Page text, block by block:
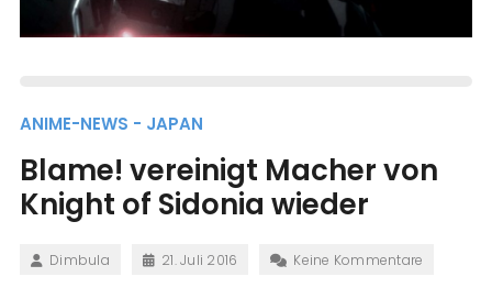
ANIME-NEWS - JAPAN
Blame! vereinigt Macher von
Knight of Sidonia wieder
Dimbula 21. Juli 2016 Keine Kommentare